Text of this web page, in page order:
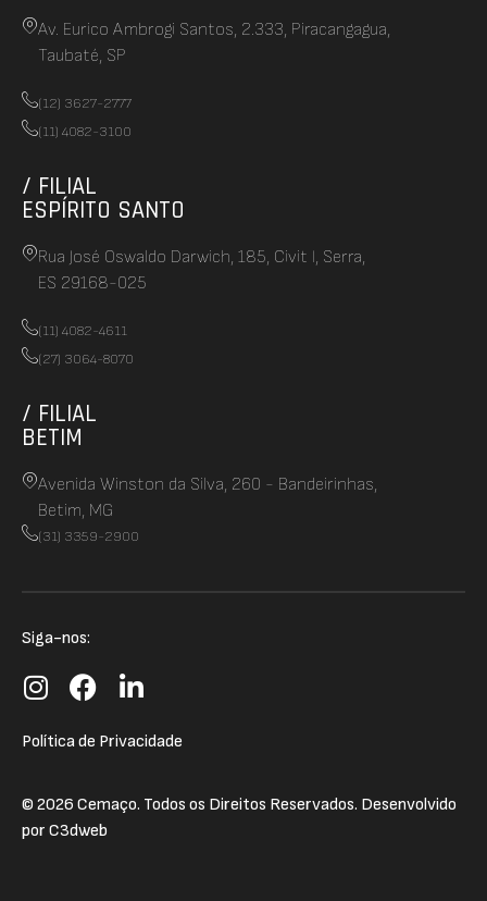
Av. Eurico Ambrogi Santos, 2.333, Piracangagua,
Taubaté, SP
(12) 3627-2777
(11) 4082-3100
/ FILIAL
ESPÍRITO SANTO
Rua José Oswaldo Darwich, 185, Civit I, Serra,
ES 29168-025
(11) 4082-4611
(27) 3064-8070
/ FILIAL
BETIM
Avenida Winston da Silva, 260 - Bandeirinhas,
Betim, MG
(31) 3359-2900
Siga-nos:
Política de Privacidade
© 2026 Cemaço. Todos os Direitos Reservados. Desenvolvido
por C3dweb